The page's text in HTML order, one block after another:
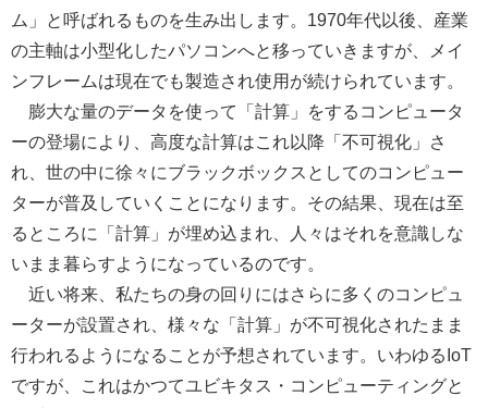
ム」と呼ばれるものを生み出します。1970年代以後、産業
の主軸は小型化したパソコンへと移っていきますが、メイ
ンフレームは現在でも製造され使用が続けられています。
膨大な量のデータを使って「計算」をするコンピュータ
ーの登場により、高度な計算はこれ以降「不可視化」さ
れ、世の中に徐々にブラックボックスとしてのコンピュー
ターが普及していくことになります。その結果、現在は至
るところに「計算」が埋め込まれ、人々はそれを意識しな
いまま暮らすようになっているのです。
近い将来、私たちの身の回りにはさらに多くのコンピュ
ーターが設置され、様々な「計算」が不可視化されたまま
行われるようになることが予想されています。いわゆるIoT
ですが、これはかつてユビキタス・コンピューティングと